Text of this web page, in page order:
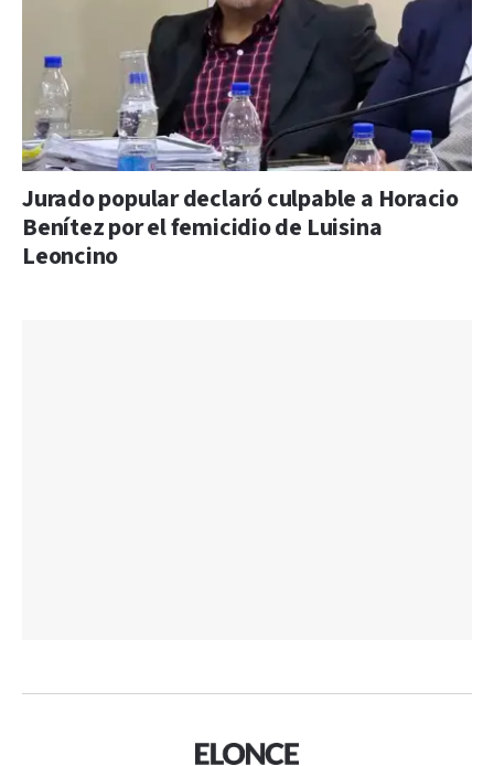
Jurado popular declaró culpable a Horacio
Benítez por el femicidio de Luisina
Leoncino